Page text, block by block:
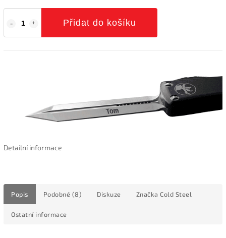
Přidat do košíku
Detailní informace
Popis Podobné (8) Diskuze Značka Cold Steel
Ostatní informace